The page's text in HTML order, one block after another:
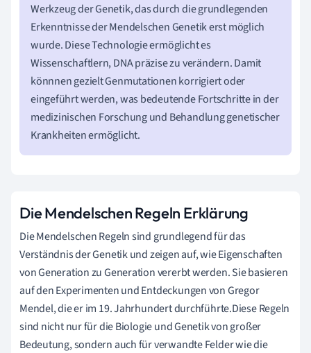
Werkzeug der Genetik, das durch die grundlegenden
Erkenntnisse der Mendelschen Genetik erst möglich
wurde. Diese Technologie ermöglicht es
Wissenschaftlern, DNA präzise zu verändern. Damit
könnnen gezielt Genmutationen korrigiert oder
eingeführt werden, was bedeutende Fortschritte in der
medizinischen Forschung und Behandlung genetischer
Krankheiten ermöglicht.
Die Mendelschen Regeln Erklärung
Die Mendelschen Regeln sind grundlegend für das
Verständnis der Genetik und zeigen auf, wie Eigenschaften
von Generation zu Generation vererbt werden. Sie basieren
auf den Experimenten und Entdeckungen von Gregor
Mendel, die er im 19. Jahrhundert durchführte.Diese Regeln
sind nicht nur für die Biologie und Genetik von großer
Bedeutung, sondern auch für verwandte Felder wie die